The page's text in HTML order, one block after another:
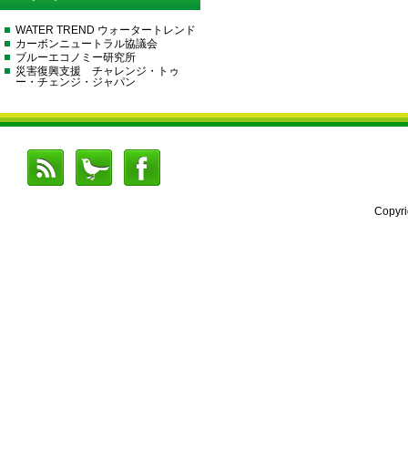
WATER TREND ウォータートレンド
カーボンニュートラル協議会
ブルーエコノミー研究所
災害復興支援 チャレンジ・トゥ
ー・チェンジ・ジャパン